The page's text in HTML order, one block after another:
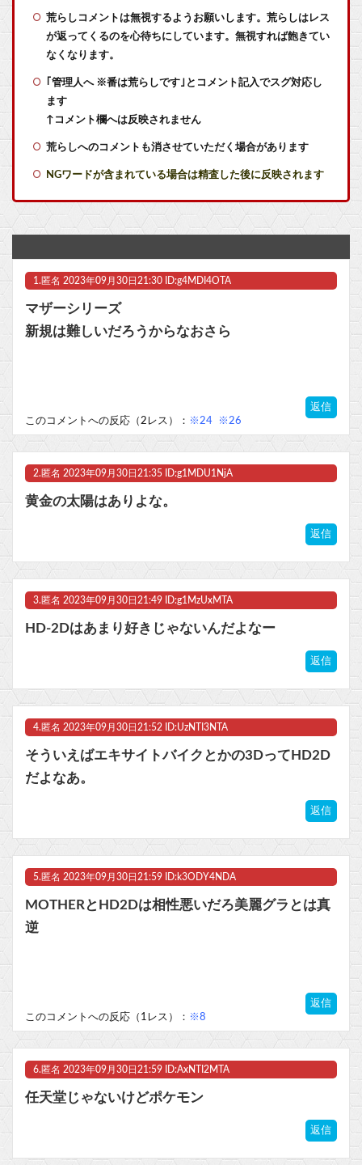
【艦これ】授業中に居眠りふぶき 他
三大傑作ゼルダライク「The Binding of Isaac」「ダークソウル」あとひとつは？
マスク 十兆円を失う‥投資家「アメリカ党？バカかコイツw」
ビットコイン再び1600万円へ。ドル円は147円に
荒らしコメントは無視するようお願いします。荒らしはレス
が返ってくるのを心待ちにしています。無視すれば飽きてい
なくなります。
｢管理人へ ※番は荒らしです｣とコメント記入でスグ対応し
ます
↑コメント欄へは反映されません
荒らしへのコメントも消させていただく場合があります
NGワードが含まれている場合は精査した後に反映されます
1. 匿名 2023年09月30日21:30 ID:g4MDI4OTA
マザーシリーズ
新規は難しいだろうからなおさら
返信
このコメントへの反応（2レス）： ※24 ※26
2. 匿名 2023年09月30日21:35 ID:g1MDU1NjA
黄金の太陽はありよな。
返信
3. 匿名 2023年09月30日21:49 ID:g1MzUxMTA
HD-2Dはあまり好きじゃないんだよなー
返信
4. 匿名 2023年09月30日21:52 ID:UzNTI3NTA
そういえばエキサイトバイクとかの3DってHD2D
だよなあ。
返信
5. 匿名 2023年09月30日21:59 ID:k3ODY4NDA
MOTHERとHD2Dは相性悪いだろ美麗グラとは真
逆
返信
このコメントへの反応（1レス）： ※8
6. 匿名 2023年09月30日21:59 ID:AxNTI2MTA
任天堂じゃないけどポケモン
返信